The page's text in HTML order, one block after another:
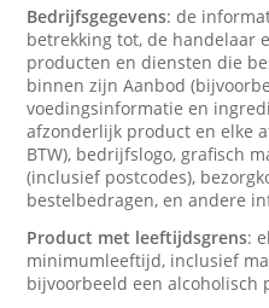
Bedrijfsgegevens: de
betrekking tot, de handelaar
producten en diensten die
binnen zijn Aanbod
voedingsinformatie en
afzonderlijk product en elke
BTW), bedrijfslogo, grafisch
(inclusief postcodes),
bestelbedragen, en andere
Product met leeftijdsgrens:
minimumleeftijd, inclusief
bijvoorbeeld een alcoholisch